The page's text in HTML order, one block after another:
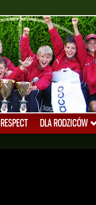
RESPECT DLA RODZICÓW